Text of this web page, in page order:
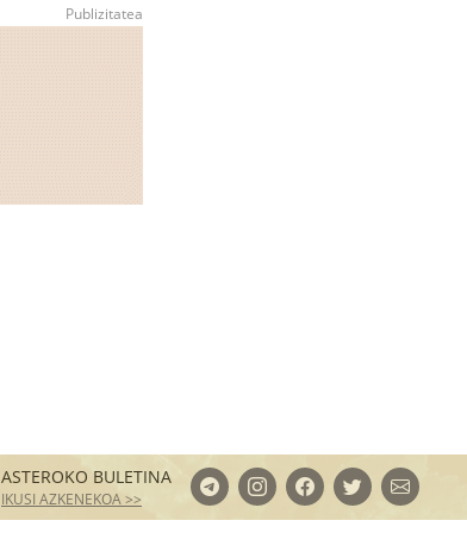
ASTEROKO BULETINA
IKUSI AZKENEKOA >>